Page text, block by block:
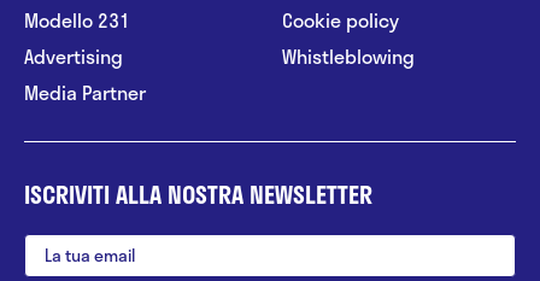
Modello 231
Advertising
Media Partner
Cookie policy
Whistleblowing
ISCRIVITI ALLA NOSTRA NEWSLETTER